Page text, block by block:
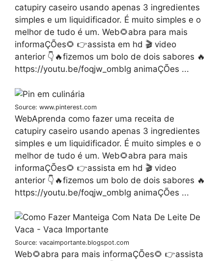
catupiry caseiro usando apenas 3 ingredientes
simples e um liquidificador. É muito simples e o
melhor de tudo é um. Web🌻abra para mais
informaÇÕes🌻 👉assista em hd 🎬 video
anterior 👇🔥fizemos um bolo de dois sabores 🔥
https://youtu.be/foqjw_omblg animaÇÕes ...
Source: www.pinterest.com
WebAprenda como fazer uma receita de
catupiry caseiro usando apenas 3 ingredientes
simples e um liquidificador. É muito simples e o
melhor de tudo é um. Web🌻abra para mais
informaÇÕes🌻 👉assista em hd 🎬 video
anterior 👇🔥fizemos um bolo de dois sabores 🔥
https://youtu.be/foqjw_omblg animaÇÕes ...
Source: vacaimportante.blogspot.com
Web🌻abra para mais informaÇÕes🌻 👉assista